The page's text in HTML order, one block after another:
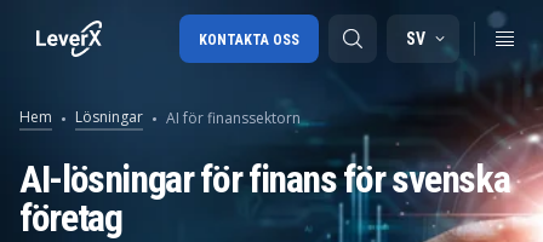
SAP-konsulttjänster
SAP Ariba
SV
KONTAKTA OSS
Hem Lösningar AI för finanssektorn
AI-lösningar för finans för svenska
företag